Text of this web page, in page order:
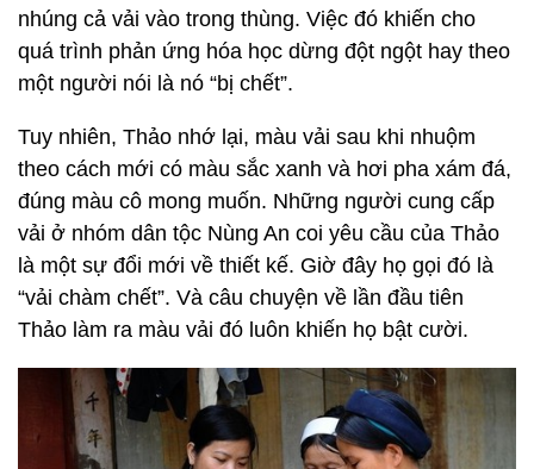
nhúng cả vải vào trong thùng. Việc đó khiến cho
quá trình phản ứng hóa học dừng đột ngột hay theo
một người nói là nó “bị chết”.
Tuy nhiên, Thảo nhớ lại, màu vải sau khi nhuộm
theo cách mới có màu sắc xanh và hơi pha xám đá,
đúng màu cô mong muốn. Những người cung cấp
vải ở nhóm dân tộc Nùng An coi yêu cầu của Thảo
là một sự đổi mới về thiết kế. Giờ đây họ gọi đó là
“vải chàm chết”. Và câu chuyện về lần đầu tiên
Thảo làm ra màu vải đó luôn khiến họ bật cười.